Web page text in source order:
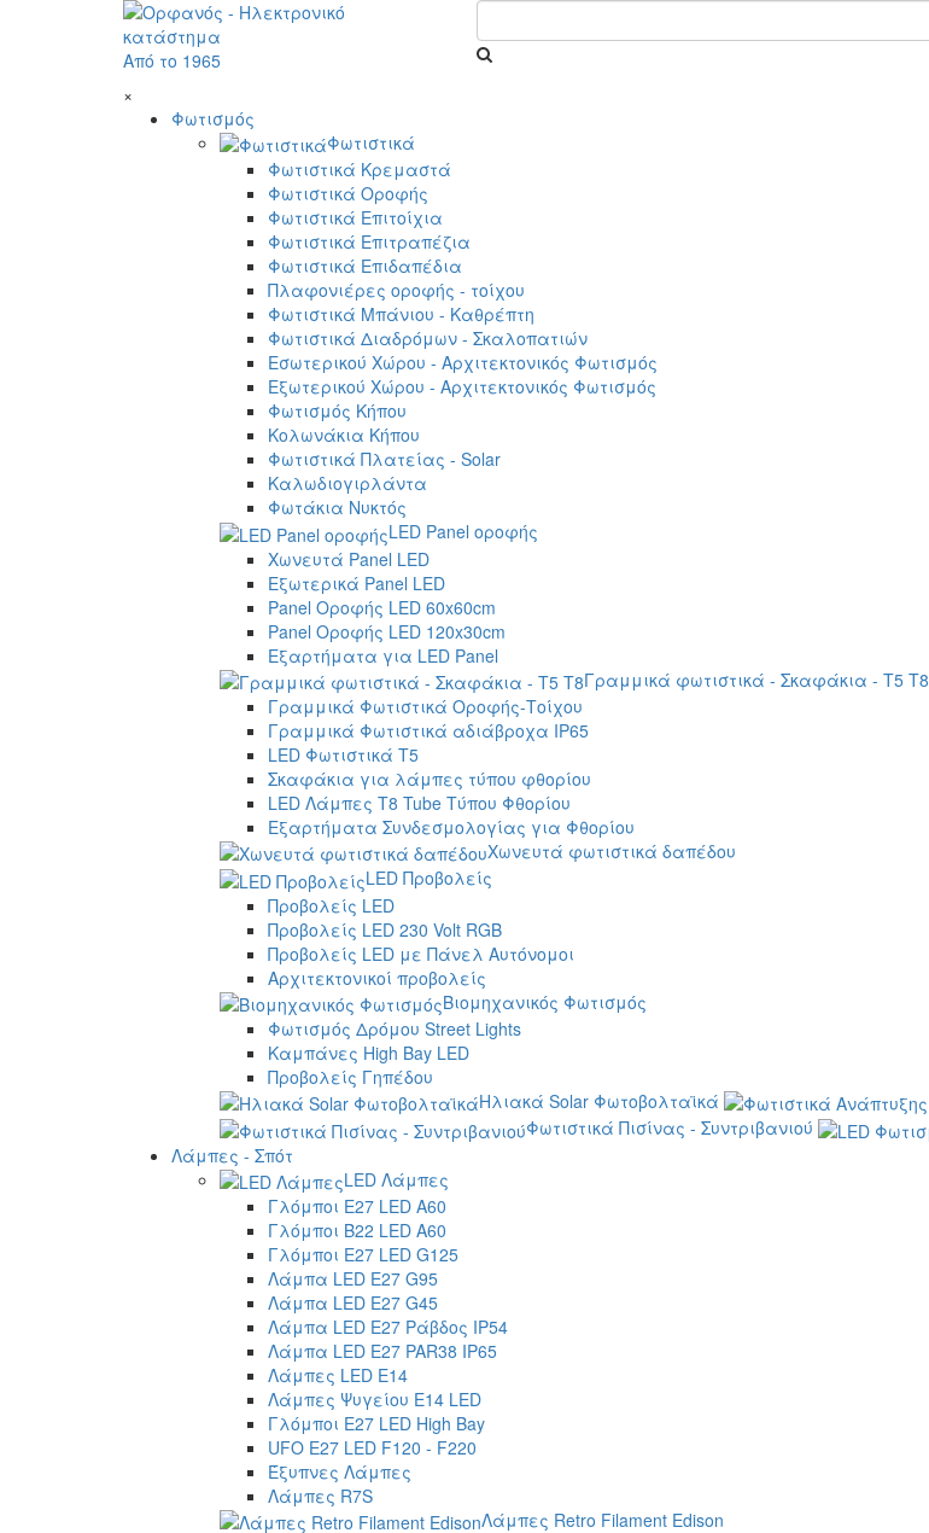
Από το 1965
×
Φωτισμός
Φωτιστικά
Φωτιστικά Κρεμαστά
Φωτιστικά Οροφής
Φωτιστικά Επιτοίχια
Φωτιστικά Επιτραπέζια
Φωτιστικά Επιδαπέδια
Πλαφονιέρες οροφής - τοίχου
Φωτιστικά Μπάνιου - Καθρέπτη
Φωτιστικά Διαδρόμων - Σκαλοπατιών
Εσωτερικού Χώρου - Αρχιτεκτονικός Φωτισμός
Εξωτερικού Χώρου - Αρχιτεκτονικός Φωτισμός
Φωτισμός Κήπου
Κολωνάκια Κήπου
Φωτιστικά Πλατείας - Solar
Καλωδιογιρλάντα
Φωτάκια Νυκτός
LED Panel οροφής
Χωνευτά Panel LED
Εξωτερικά Panel LED
Panel Οροφής LED 60x60cm
Panel Οροφής LED 120x30cm
Εξαρτήματα για LED Panel
Γραμμικά φωτιστικά - Σκαφάκια - Τ5 T8
Γραμμικά Φωτιστικά Οροφής-Τοίχου
Γραμμικά Φωτιστικά αδιάβροχα IP65
LED Φωτιστικά T5
Σκαφάκια για λάμπες τύπου φθορίου
LED Λάμπες T8 Tube Τύπου Φθορίου
Εξαρτήματα Συνδεσμολογίας για Φθορίου
Χωνευτά φωτιστικά δαπέδου
LED Προβολείς
Προβολείς LED
Προβολείς LED 230 Volt RGB
Προβολείς LED με Πάνελ Αυτόνομοι
Αρχιτεκτονικοί προβολείς
Βιομηχανικός Φωτισμός
Φωτισμός Δρόμου Street Lights
Καμπάνες High Bay LED
Προβολείς Γηπέδου
Ηλιακά Solar Φωτοβολταϊκά
Φωτιστικά Πισίνας - Συντριβανιού
Λάμπες - Σπότ
LED Λάμπες
Γλόμποι E27 LED A60
Γλόμποι B22 LED A60
Γλόμποι E27 LED G125
Λάμπα LED E27 G95
Λάμπα LED E27 G45
Λάμπα LED E27 Ράβδος IP54
Λάμπα LED E27 PAR38 IP65
Λάμπες LED E14
Λάμπες Ψυγείου E14 LED
Γλόμποι E27 LED High Bay
UFO E27 LED F120 - F220
Έξυπνες Λάμπες
Λάμπες R7S
Λάμπες Retro Filament Edison